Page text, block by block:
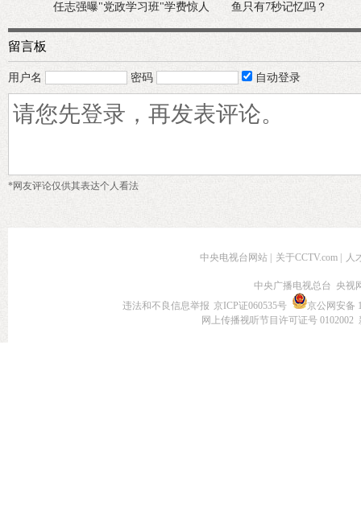
任志强曝"党政学习班"学费惊人 鱼只有7秒记忆吗？
留言板
用户名 密码 自动登录
*网友评论仅供其表达个人看法
中央电视台网站 关于CCTV.com 人
中央广播电视总台 央视
违法和不良信息举报 京ICP证060535号
京公网安备
网上传播视听节目许可证号 0102002